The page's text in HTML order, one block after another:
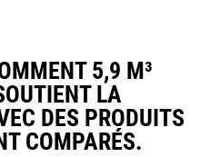
5,9 M³
LA
DES PRODUITS
COMPARÉS.